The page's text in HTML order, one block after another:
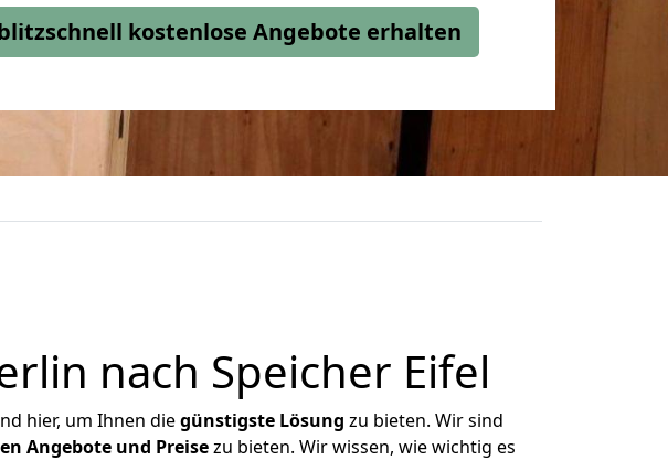
kostenlose Angebote erhalten
nach Speicher Eifel
hier, um Ihnen diegünstigste Lösung zu bieten. Wir sind
Angebote und Preisezu bieten. Wir wissen, wie wichtig es